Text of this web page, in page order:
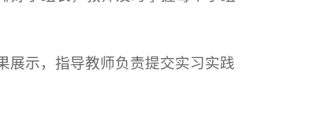
展示，指导教师负责提交实习实践